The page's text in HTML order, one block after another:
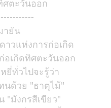
ศตะวันออก
ายัน
าวแห่งการก่อเกิด
อเกิดทิศตะวันออก
ยี่ทั่วไปจะรู้ว่า
นด้วย "ธาตุไม้"
"มังกรสีเขียว"